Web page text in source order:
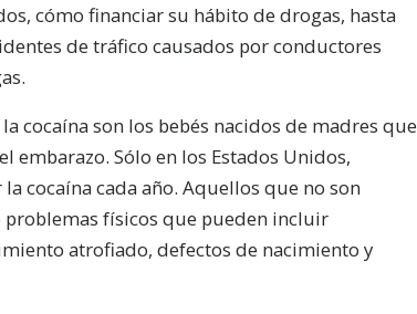
cómo financiar su hábito de drogas, hasta
de tráfico causados por conductores
cocaína son los bebés nacidos de madres que
embarazo. Sólo en los Estados Unidos,
cocaína cada año. Aquellos que no son
físicos que pueden incluir
atrofiado, defectos de nacimiento y